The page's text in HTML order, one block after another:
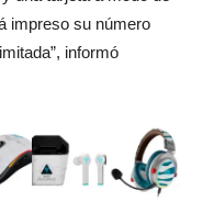
impreso su número
informó